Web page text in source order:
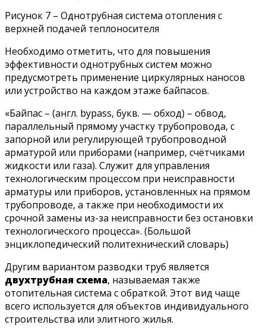
Рисунок 7 – Однотрубная система отопления с
верхней подачей теплоносителя
Необходимо отметить, что для повышения
эффективности однотрубных систем можно
предусмотреть применение циркулярных наносов
или устройство на каждом этаже байпасов.
«Байпас – (англ. bypass, букв. — обход) – обвод,
параллельный прямому участку трубопровода, с
запорной или регулирующей трубопроводной
арматурой или приборами (например, счётчиками
жидкости или газа). Служит для управления
технологическим процессом при неисправности
арматуры или приборов, установленных на прямом
трубопроводе, а также при необходимости их
срочной замены из-за неисправности без остановки
технологического процесса». (Большой
энциклопедический политехнический словарь)
Другим вариантом разводки труб является
двухтрубная схема, называемая также
отопительная система с обраткой. Этот вид чаще
всего используется для объектов индивидуального
строительства или элитного жилья.